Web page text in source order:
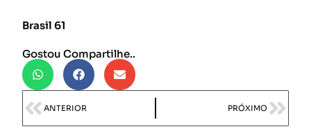
Brasil 61
Gostou Compartilhe..
ANTERIOR PRÓXIMO